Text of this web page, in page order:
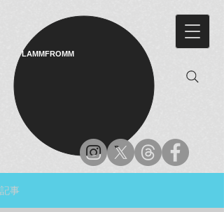
LAMMFROMM​
記事